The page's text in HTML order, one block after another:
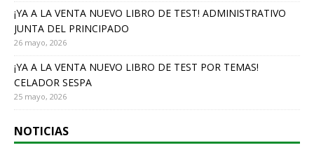
¡YA A LA VENTA NUEVO LIBRO DE TEST! ADMINISTRATIVO
JUNTA DEL PRINCIPADO
26 mayo, 2026
¡YA A LA VENTA NUEVO LIBRO DE TEST POR TEMAS!
CELADOR SESPA
25 mayo, 2026
NOTICIAS